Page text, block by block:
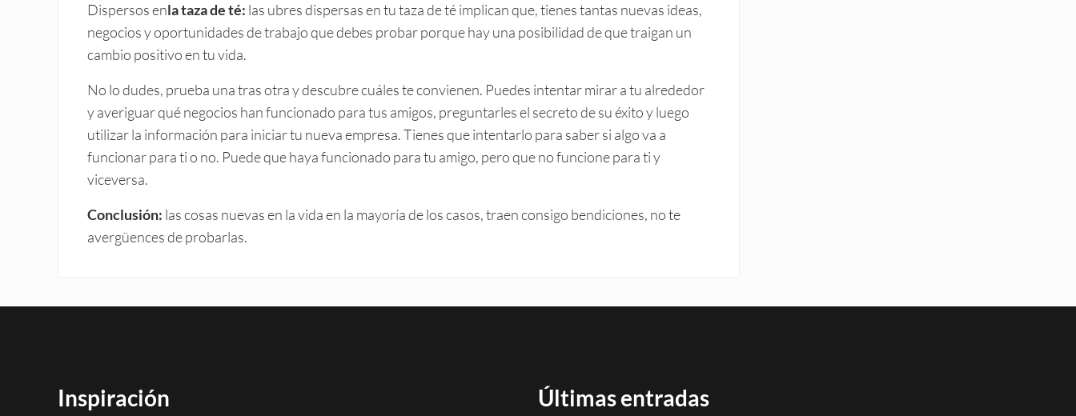
Dispersos enla taza de té: las ubres dispersas en tu taza de té implican que, tienes tantas nuevas ideas,
negocios y oportunidades de trabajo que debes probar porque hay una posibilidad de que traigan un
cambio positivo en tu vida.
No lo dudes, prueba una tras otra y descubre cuáles te convienen. Puedes intentar mirar a tu alrededor
y averiguar qué negocios han funcionado para tus amigos, preguntarles el secreto de su éxito y luego
utilizar la información para iniciar tu nueva empresa. Tienes que intentarlo para saber si algo va a
funcionar para ti o no. Puede que haya funcionado para tu amigo, pero que no funcione para ti y
viceversa.
Conclusión: las cosas nuevas en la vida en la mayoría de los casos, traen consigo bendiciones, no te
avergüences de probarlas.
Inspiración Últimas entradas